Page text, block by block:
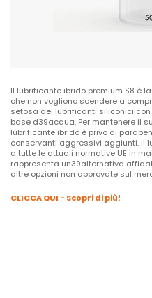
Il lubrificante ibrido premium S8 è
che non vogliono scendere a
setosa dei lubrificanti siliconici
base d39acqua. Per mantenere il
lubrificante ibrido è privo di
conservanti aggressivi aggiunti. Il
a tutte le attuali normative UE in
rappresenta un39alternativa
altre opzioni non approvate sul
CLICCA QUI - Scopri di più!